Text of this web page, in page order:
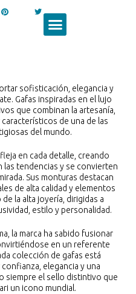
sofisticación, elegancia y
Gafas inspiradas en el lujo
que combinan la artesanía,
de una de las
del mundo.
en cada detalle, creando
tendencias y se convierten
Sus monturas destacan
de alta calidad y elementos
la alta joyería, dirigidas a
estilo y personalidad.
la marca ha sabido fusionar
en un referente
colección de gafas está
elegancia y una
siempre el sello distintivo que
un icono mundial.